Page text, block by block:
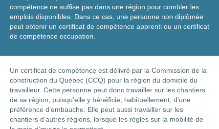
compétence ne suffise pas dans une région pour combler les
emplois disponibles. Dans ce cas, une personne non diplômée
peut obtenir un certificat de compétence apprenti ou un certificat
de compétence occupation.
Un certificat de compétence est délivré par la Commission de la
construction du Québec (CCQ) pour la région du domicile du
travailleur. Cette personne peut donc travailler sur les chantiers
de sa région, puisqu’elle y bénéficie, habituellement, d’une
préférence d’embauche. Elle peut aussi travailler sur les
chantiers d’autres régions, lorsque les règles sur la mobilité de